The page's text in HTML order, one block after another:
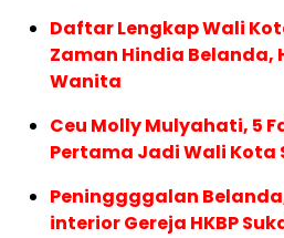
Daftar Lengkap Wali
Zaman Hindia Belanda,
Wanita
Ceu Molly Mulyahati, 5
Pertama Jadi Wali Kota
Peninggggalan
interior Gereja HKBP